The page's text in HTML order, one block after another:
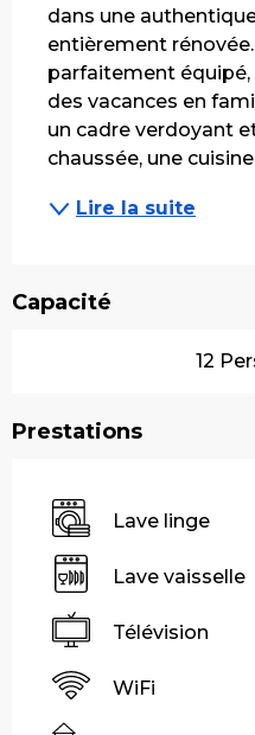
dans une
entièrement
parfaitement
des vacances en
un cadre verdoyant
chaussée, une
Lire la suite
Capacité
12
Prestations
Lave linge
Lave vaisselle
Télévision
WiFi